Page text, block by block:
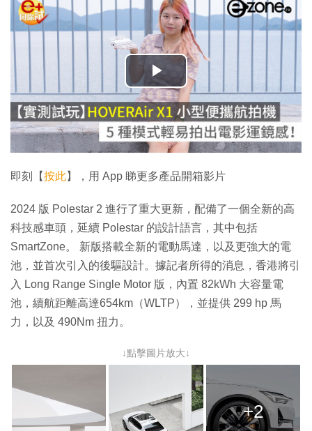
播
放
影
片
即刻【按此】，用 App 睇更多產品開箱影片
2024 版 Polestar 2 進行了重大更新，配備了一個全新的高
科技感車頭，延續 Polestar 的設計語言，其中包括
SmartZone。 新版搭載全新的電動馬達，以及更強大的電
池，並首次引入的後驅設計。據記者所得的消息，香港將引
入 Long Range Single Motor 版，內置 82kWh 大容量電
池，續航距離高達654km（WLTP），並提供 299 hp 馬
力，以及 490Nm 扭力。
↓點擊圖片放大↓
+2